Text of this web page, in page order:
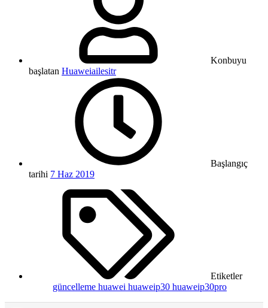
Konbuyu
başlatan Huaweiailesitr
Başlangıç
tarihi 7 Haz 2019
Etiketler
güncelleme huawei huaweip30 huaweip30pro